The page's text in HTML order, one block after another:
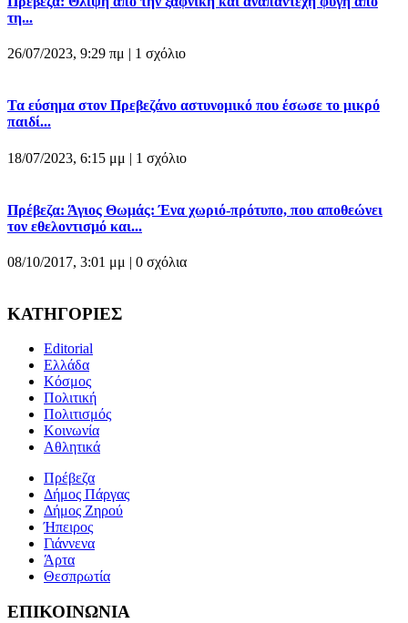
τη...
26/07/2023, 9:29 πμ | 1 σχόλιο
Τα εύσημα στον Πρεβεζάνο αστυνομικό που έσωσε το μικρό
παιδί...
18/07/2023, 6:15 μμ | 1 σχόλιο
Πρέβεζα: Άγιος Θωμάς: Ένα χωριό-πρότυπο, που αποθεώνει
τον εθελοντισμό και...
08/10/2017, 3:01 μμ | 0 σχόλια
ΚΑΤΗΓΟΡΙΕΣ
Editorial
Ελλάδα
Κόσμος
Πολιτική
Πολιτισμός
Κοινωνία
Αθλητικά
Πρέβεζα
Δήμος Πάργας
Δήμος Ζηρού
Ήπειρος
Γιάννενα
Άρτα
Θεσπρωτία
ΕΠΙΚΟΙΝΩΝΙΑ